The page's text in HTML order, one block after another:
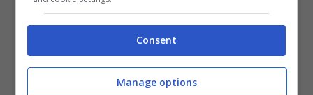
La Lucarelli ha in pratica datodel “golden
anche una pallina”
Consent
Manage options